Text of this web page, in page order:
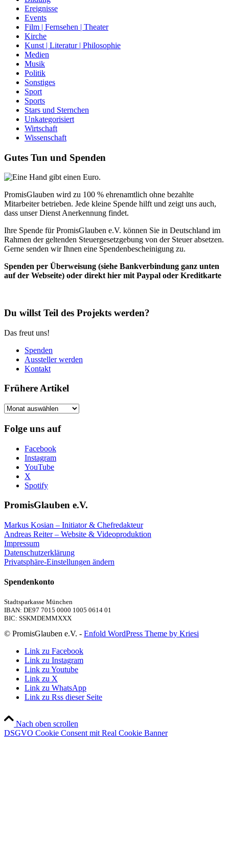
Ereignisse
Events
Film | Fernsehen | Theater
Kirche
Kunst | Literatur | Philosophie
Medien
Musik
Politik
Sonstiges
Sport
Sports
Stars und Sternchen
Unkategorisiert
Wirtschaft
Wissenschaft
Gutes Tun und Spenden
PromisGlauben wird zu 100 % ehrenamtlich ohne bezahlte
Mitarbeiter betrieben. Jede kleine Spende hilft und zeigt uns auch,
dass unser Dienst Anerkennung findet.
Ihre Spende für PromisGlauben e.V. können Sie in Deutschland im
Rahmen der geltenden Steuergesetzgebung von der Steuer absetzen.
Gerne senden wir Ihnen eine Spendenbescheinigung zu.
Spenden per Überweisung (siehe Bankverbindung ganz unten
auf der Webseite) oder direkt hier mit Paypal oder Kreditkarte
Du willst Teil des Projekts werden?
Das freut uns!
Spenden
Aussteller werden
Kontakt
Frühere Artikel
Frühere
Folge uns auf
Facebook
Instagram
YouTube
X
Spotify
PromisGlauben e.V.
Markus Kosian – Initiator & Chefredakteur
Andreas Reiter – Website & Videoproduktion
Impressum
Datenschutzerklärung
Privatsphäre-Einstellungen ändern
Spendenkonto
Stadtsparkasse München
IBAN: DE97 7015 0000 1005 0614 01
BIC: SSKMDEMMXXX
© PromisGlauben e.V. - Enfold WordPress Theme by Kriesi
Link zu Facebook
Link zu Instagram
Link zu Youtube
Link zu X
Link zu WhatsApp
Link zu Rss dieser Seite
Nach oben scrollen
DSGVO Cookie Consent mit Real Cookie Banner